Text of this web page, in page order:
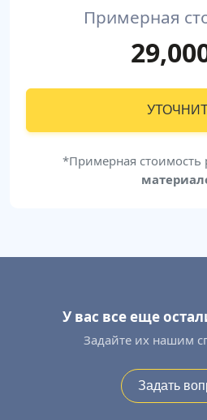
Примерная
*Примерная стоимость
У вас все еще
Задайте их нашим
Задать